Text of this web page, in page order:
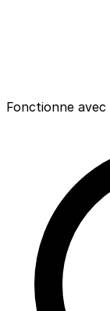
Fonctionne avec